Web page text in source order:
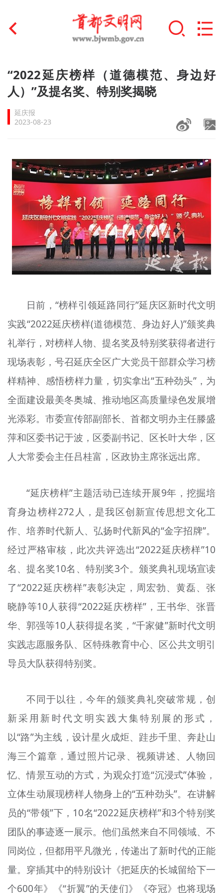
首页
文明创建
文明实践
未成年人思想道德建设
榜样人物
身边好人
文明评论
北京宣传文化引导基金
资料库
+
“2022延庆榜样（道德模范、身边好
人）”及提名奖、特别奖揭晓
延庆报
2023-08-23
日前，“榜样引领延路同行”延庆区新时代文明
实践“2022延庆榜样(道德模范、身边好人)”颁奖典
礼举行，对榜样人物、提名奖及特别奖获得者进行
现场表彰，号召延庆全区广大党员干部群众学习榜
样精神、感悟榜样力量，切实拿出“五种劲头”，为
全面建设最美冬奥城、推动地区高质量绿色发展增
光添彩。市委宣传部副部长、首都文明办主任滕盛
萍和区委书记于波，区委副书记、区长叶大华，区
人大常委会主任吕桂富，区政协主席张远出席。
“延庆榜样”主题活动已连续开展9年，挖掘培
育身边榜样272人，是我区创新宣传思想文化工
作、培养时代新人、弘扬时代新风的“金字招牌”。
经过严格审核，此次共评选出“2022延庆榜样”10
名、提名奖10名、特别奖3个。颁奖典礼现场宣读
了“2022延庆榜样”表彰决定，周宏勃、黄磊、张
晓静等10人获得“2022延庆榜样”，王书华、张晋
华、郭强等10人获得提名奖，“千家健”新时代文明
实践志愿服务队、区特殊教育中心、区公共文明引
导员大队获得特别奖。
不同于以往，今年的颁奖典礼突破常规，创
新采用新时代文明实践大集特别展的形式，
以“路”为主线，设计星火成炬、跬步千里、奔赴山
海三个篇章，通过照片记录、视频讲述、人物回
忆、情景互动的方式，为观众打造“沉浸式”体验，
立体生动展现榜样人物身上的“五种劲头”。在讲解
员的“带领”下，10名“2022延庆榜样”和3个特别奖
团队的事迹逐一展示。他们虽然来自不同领域、不
同岗位，但都用平凡微光，传递出了新时代的正能
量。穿插其中的特别设计《把延庆的长城留给下一
个600年》《“折翼”的天使们》《夺冠》也将现场